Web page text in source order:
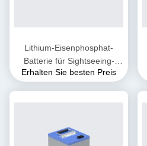
Lithium-Eisenphosphat-
Batterie für Sightseeing-
Fahrzeuge
Erhalten Sie besten Preis